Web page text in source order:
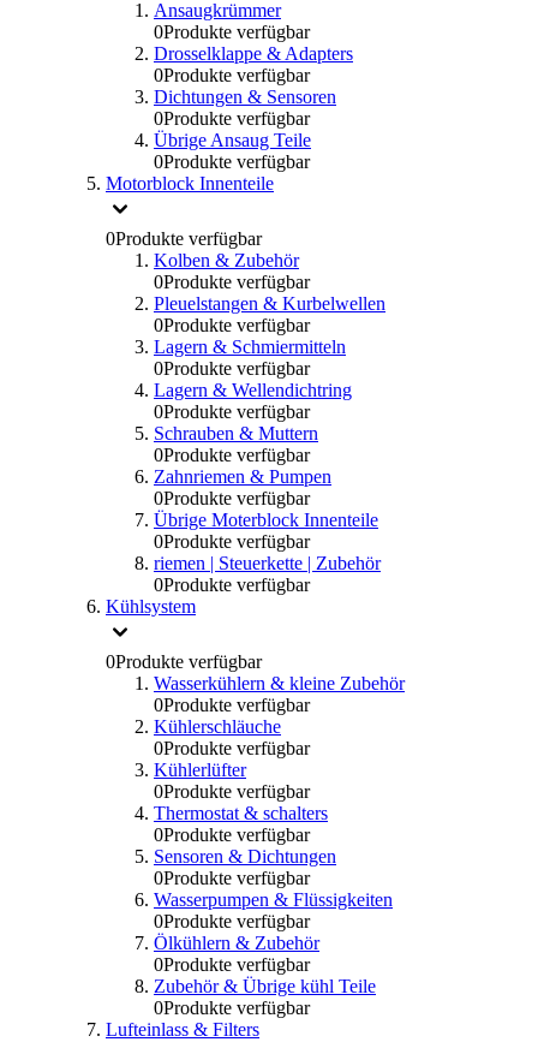
Ansaugkrümmer
0Produkte verfügbar
Drosselklappe & Adapters
0Produkte verfügbar
Dichtungen & Sensoren
0Produkte verfügbar
Übrige Ansaug Teile
0Produkte verfügbar
Motorblock Innenteile
0Produkte verfügbar
Kolben & Zubehör
0Produkte verfügbar
Pleuelstangen & Kurbelwellen
0Produkte verfügbar
Lagern & Schmiermitteln
0Produkte verfügbar
Lagern & Wellendichtring
0Produkte verfügbar
Schrauben & Muttern
0Produkte verfügbar
Zahnriemen & Pumpen
0Produkte verfügbar
Übrige Moterblock Innenteile
0Produkte verfügbar
riemen | Steuerkette | Zubehör
0Produkte verfügbar
Kühlsystem
0Produkte verfügbar
Wasserkühlern & kleine Zubehör
0Produkte verfügbar
Kühlerschläuche
0Produkte verfügbar
Kühlerlüfter
0Produkte verfügbar
Thermostat & schalters
0Produkte verfügbar
Sensoren & Dichtungen
0Produkte verfügbar
Wasserpumpen & Flüssigkeiten
0Produkte verfügbar
Ölkühlern & Zubehör
0Produkte verfügbar
Zubehör & Übrige kühl Teile
0Produkte verfügbar
Lufteinlass & Filters